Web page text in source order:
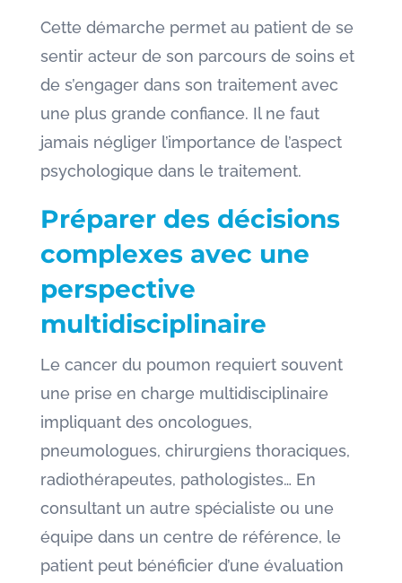
Cette démarche permet au patient de se
sentir acteur de son parcours de soins et
de s’engager dans son traitement avec
une plus grande confiance. Il ne faut
jamais négliger l’importance de l’aspect
psychologique dans le traitement.
Préparer des décisions
complexes avec une
perspective
multidisciplinaire
Le cancer du poumon requiert souvent
une prise en charge multidisciplinaire
impliquant des oncologues,
pneumologues, chirurgiens thoraciques,
radiothérapeutes, pathologistes… En
consultant un autre spécialiste ou une
équipe dans un centre de référence, le
patient peut bénéficier d’une évaluation